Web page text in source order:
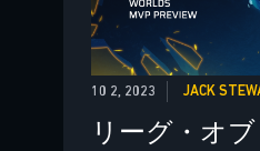
10 2, 2023 JACK
リーグ・オ